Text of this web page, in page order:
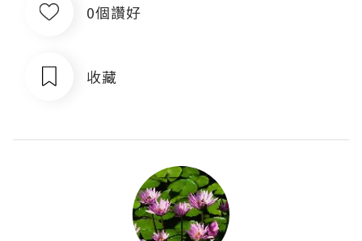
0個讚好
收藏